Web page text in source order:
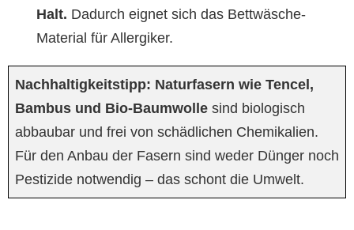
Halt. Dadurch eignet sich das Bettwäsche-
Material für Allergiker.
Nachhaltigkeitstipp: Naturfasern wie Tencel,
Bambus und Bio-Baumwolle sind biologisch
abbaubar und frei von schädlichen Chemikalien.
Für den Anbau der Fasern sind weder Dünger noch
Pestizide notwendig – das schont die Umwelt.